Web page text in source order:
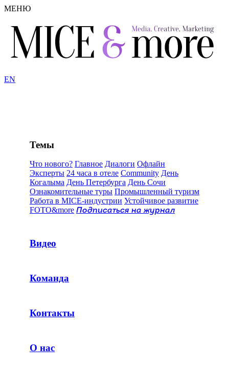
МЕНЮ
EN
Темы
Что нового? Главное Диалоги Офлайн
Эксперты 24 часа в отеле Community День
Когалыма День Петербурга День Сочи
Ознакомительные туры Промышленный туризм
Работа в MICE-индустрии Устойчивое развитие
FOTO&more Подписаться на журнал
Видео
Команда
Контакты
О нас